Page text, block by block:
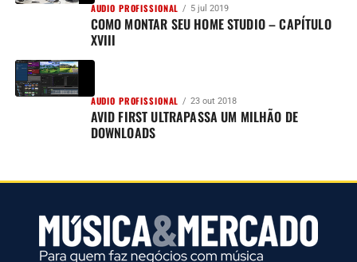
AUDIO PROFISSIONAL 5 jul 2019
COMO MONTAR SEU HOME STUDIO – CAPÍTULO
XVIII
AUDIO PROFISSIONAL 23 out 2018
AVID FIRST ULTRAPASSA UM MILHÃO DE
DOWNLOADS